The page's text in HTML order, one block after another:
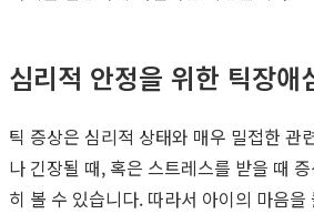
심리적 안정을 위한 틱장애
틱 증상은 심리적 상태와 매우 밀접한 관
나 긴장될 때, 혹은 스트레스를 받을 때
히 볼 수 있습니다. 따라서 아이의 마음